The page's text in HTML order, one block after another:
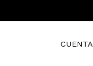
CUENTA